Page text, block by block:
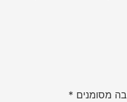
מסומנים *